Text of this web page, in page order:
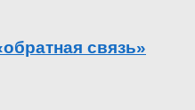
связь»